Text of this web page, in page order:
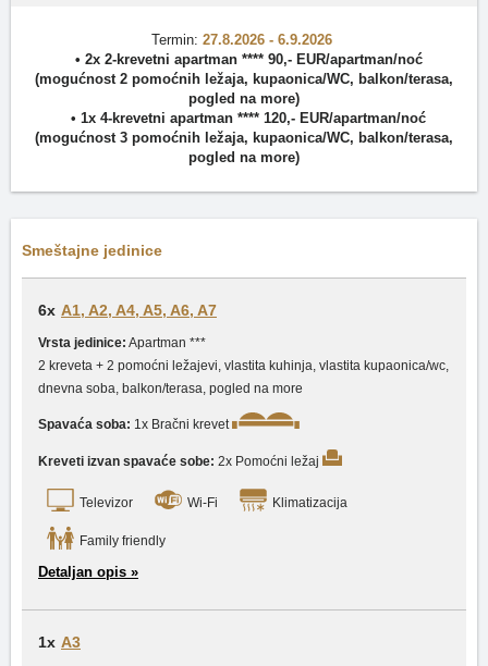
Termin: 27.8.2026 - 6.9.2026
• 2x 2-krevetni apartman **** 90,- EUR/apartman/noć
(mogućnost 2 pomoćnih ležaja, kupaonica/WC, balkon/terasa,
pogled na more)
• 1x 4-krevetni apartman **** 120,- EUR/apartman/noć
(mogućnost 3 pomoćnih ležaja, kupaonica/WC, balkon/terasa,
pogled na more)
Smeštajne jedinice
6x A1, A2, A4, A5, A6, A7
Vrsta jedinice: Apartman ***
2 kreveta + 2 pomoćni ležajevi, vlastita kuhinja, vlastita kupaonica/wc,
dnevna soba, balkon/terasa, pogled na more
Spavaća soba: 1x Bračni krevet
Kreveti izvan spavaće sobe: 2x Pomoćni ležaj
Televizor Wi-Fi Klimatizacija
Family friendly
Detaljan opis »
1x A3